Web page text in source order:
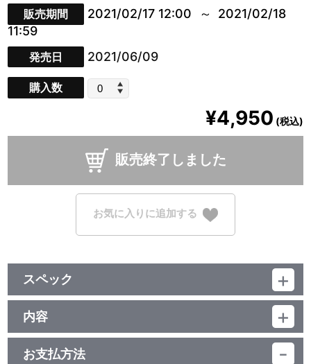
販売期間 2021/02/17 12:00
2021/02/18
11:59
発売日 2021/06/09
購入数
¥4,950 (税込)
販売終了しました
お気に入りに追加する
スペック
品番：TU-5525
サイズ：約 高さ40㎝
素材：ポリエステル
生産国：中国
内容
【使用上の注意】
●本商品の対象年齢は１５才以上です。対象年齢未満のお子様には
お支払方法